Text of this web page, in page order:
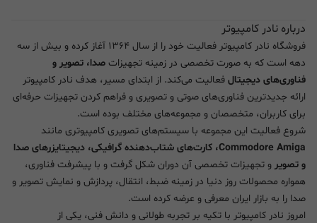
درباره نادر کامپیوتر
فروشگاه نادر کامپیوتر فعالیت خود را از سال ۱۳۶۴ آغاز کرده و بیش از سه
دهه است که به صورت تخصصی در زمینه تجهیزات صدا، تصویر و
فناوری‌های دیجیتال فعالیت می‌کند. از ابتدای مسیر، هدف نادر کامپیوتر
ارائه جدیدترین فناوری‌های صوتی و تصویری و فراهم کردن تجهیزات حرفه‌ای
برای کاربران، متخصصان و مجموعه‌های مختلف بوده است.
شروع فعالیت این مجموعه با سیستم‌های تصویری کامپیوتری مانند
Commodore Amiga، کارت‌های شتاب‌دهنده گرافیکی، دیجیتایزرهای صدا
و تصویر و تجهیزات تخصصی آن دوران شکل گرفت و با پیشرفت فناوری،
همواره محصولات روز دنیا در زمینه ضبط، انتقال، پردازش و نمایش تصویر و
صدا را به بازار ایران معرفی و عرضه کرده است.
امروز نادر کامپیوتر با تکیه بر تجربه طولانی و دانش فنی، یکی از